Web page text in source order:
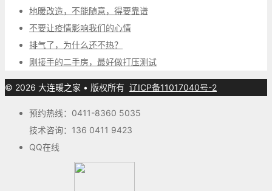
地暖改造，不能随意，得要靠谱
不要让疫情影响我们的心情
排气了，为什么还不热？
刚接手的二手房，最好做打压测试
© 2026 大连暖之家 • 版权所有 辽ICP备11017040号-2
预约热线：0411-8360 5035
技术咨询：136 0411 9423
QQ在线